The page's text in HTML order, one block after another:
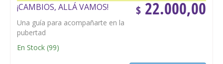
$ 22.000,00
¡CAMBIOS, ALLÁ VAMOS!
Una guía para acompañarte en la
pubertad
En Stock (99)